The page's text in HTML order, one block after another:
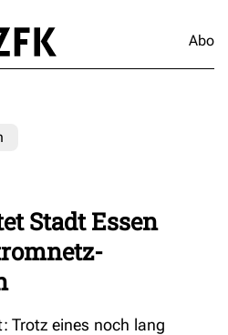
Abo
Stadt Essen
Trotz eines noch lang